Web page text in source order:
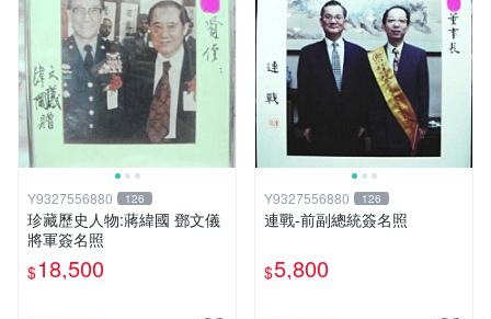
Y9327556880 126
珍藏歷史人物:蔣緯國 鄧文儀
將軍簽名照
$18,500
Y9327556880 126
連戰-前副總統簽名照
$5,800